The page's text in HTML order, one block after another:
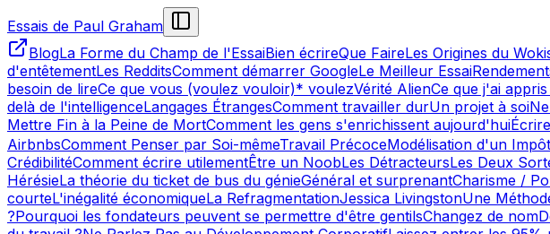
Essais de Paul Graham
BlogLa Forme du Champ de l'EssaiBien écrireQue FaireLes Origines du
d'entêtementLes RedditsComment démarrer GoogleLe Meilleur Essai
besoin de lireCe que vous (voulez vouloir)* voulezVérité AlienCe que j'ai
delà de l'intelligenceLangages ÉtrangesComment travailler durUn projet à soi
Mettre Fin à la Peine de MortComment les gens s'enrichissent aujourd'hui
AirbnbsComment Penser par Soi-mêmeTravail PrécoceModélisation d'un
CrédibilitéComment écrire utilementÊtre un NoobLes DétracteursLes Deux
HérésieLa théorie du ticket de bus du génieGénéral et surprenantCharisme /
courteL'inégalité économiqueLa RefragmentationJessica LivingstonUne
?Pourquoi les fondateurs peuvent se permettre d'être gentilsChangez de nom